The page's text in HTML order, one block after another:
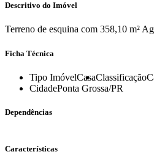
Descritivo do Imóvel
Terreno de esquina com 358,10 m²
Ficha Técnica
Tipo ImóvelCasaClassificação
CidadePonta Grossa/PR
Dependências
Características